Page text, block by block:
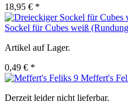
18,95 € *
Sockel für Cubes weiß
Artikel auf Lager.
0,49 € *
Meffert's
Derzeit leider nicht lieferbar.